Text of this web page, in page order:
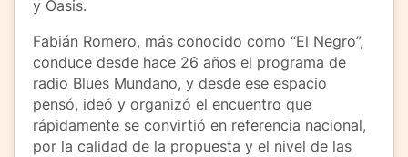
y Oasis.
Fabián Romero, más conocido como “El Negro”,
conduce desde hace 26 años el programa de
radio Blues Mundano, y desde ese espacio
pensó, ideó y organizó el encuentro que
rápidamente se convirtió en referencia nacional,
por la calidad de la propuesta y el nivel de las